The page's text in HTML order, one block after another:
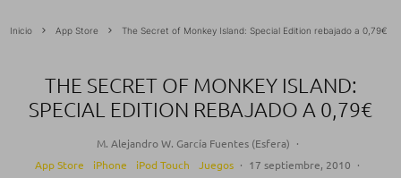
Inicio App Store The Secret of Monkey Island: Special Edition rebajado a 0,79€
THE SECRET OF MONKEY ISLAND:
SPECIAL EDITION REBAJADO A 0,79€
M. Alejandro W. García Fuentes (Esfera) ·
App Store
iPhone iPod Touch Juegos · 17 septiembre, 2010 ·